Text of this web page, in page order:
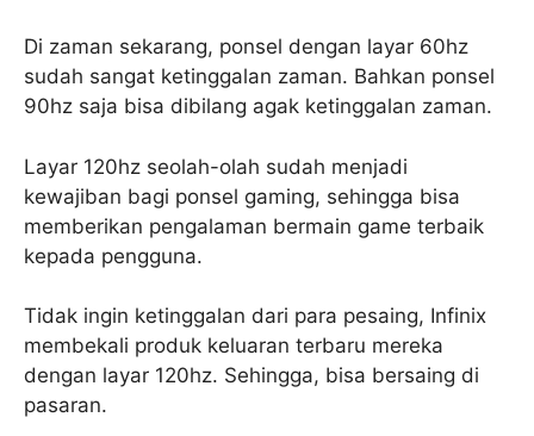
Di zaman sekarang, ponsel dengan layar 60hz
sudah sangat ketinggalan zaman. Bahkan ponsel
90hz saja bisa dibilang agak ketinggalan zaman.
Layar 120hz seolah-olah sudah menjadi
kewajiban bagi ponsel gaming, sehingga bisa
memberikan pengalaman bermain game terbaik
kepada pengguna.
Tidak ingin ketinggalan dari para pesaing, Infinix
membekali produk keluaran terbaru mereka
dengan layar 120hz. Sehingga, bisa bersaing di
pasaran.